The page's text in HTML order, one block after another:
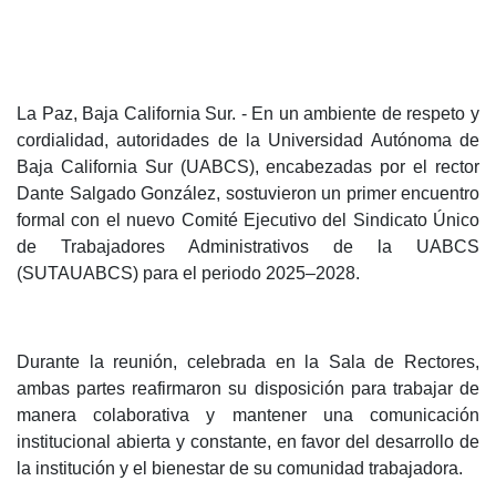
La Paz, Baja California Sur. - En un ambiente de respeto y
cordialidad, autoridades de la Universidad Autónoma de
Baja California Sur (UABCS), encabezadas por el rector
Dante Salgado González, sostuvieron un primer encuentro
formal con el nuevo Comité Ejecutivo del Sindicato Único
de Trabajadores Administrativos de la UABCS
(SUTAUABCS) para el periodo 2025–2028.
Durante la reunión, celebrada en la Sala de Rectores,
ambas partes reafirmaron su disposición para trabajar de
manera colaborativa y mantener una comunicación
institucional abierta y constante, en favor del desarrollo de
la institución y el bienestar de su comunidad trabajadora.